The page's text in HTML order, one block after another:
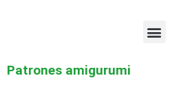
Patrones amigurumi